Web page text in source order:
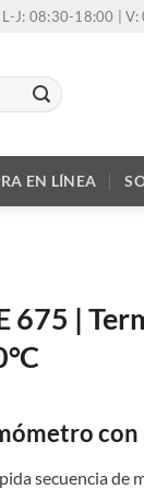
L-J: 08:30-18:00 |
EN LÍNEA
675 |
con
secuencia de